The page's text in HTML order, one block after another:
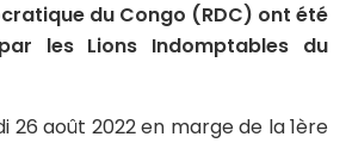
du Congo (RDC) ont été
les Lions Indomptables du
26 août 2022 en marge de la 1ère